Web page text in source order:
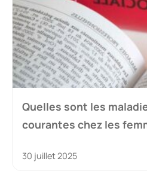
Quelles sont les
courantes chez les
30 juillet 2025